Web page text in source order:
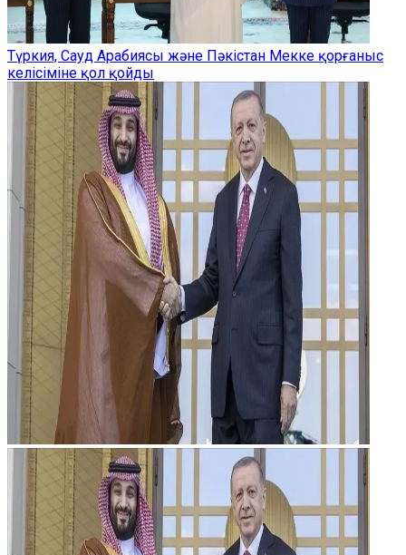
Түркия, Сауд Арабиясы және Пәкістан Мекке қорғаныс
келісіміне қол қойды